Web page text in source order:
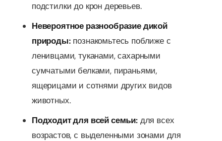
подстилки до крон деревьев.
Невероятное разнообразие дикой
природы:познакомьтесь поближе с
ленивцами, туканами, сахарными
сумчатыми белками, пираньями,
ящерицами и сотнями других видов
животных.
Подходит для всей семьи:для всех
возрастов, с выделенными зонами для